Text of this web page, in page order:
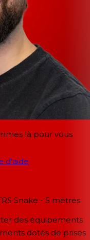
là pour vous
d'aide
Snake - 5 mètres
des équipements
dotés de prises